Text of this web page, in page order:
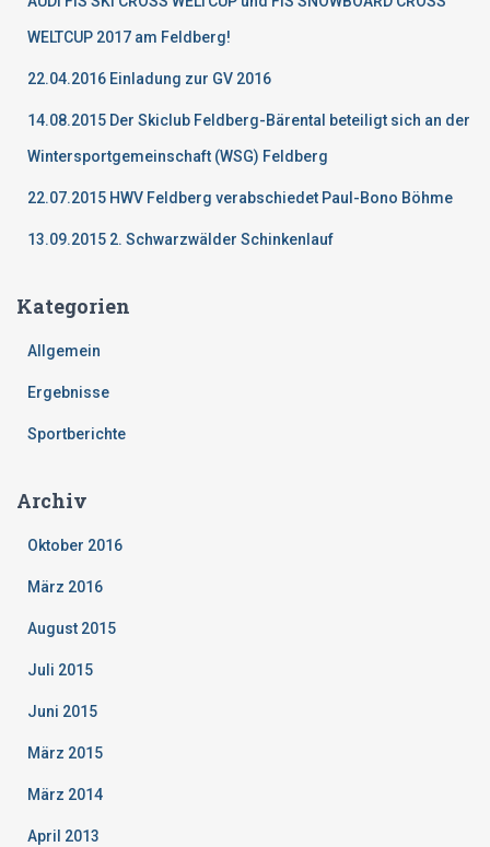
WELTCUP 2017 am Feldberg!
22.04.2016 Einladung zur GV 2016
14.08.2015 Der Skiclub Feldberg-Bärental beteiligt sich an der
Wintersportgemeinschaft (WSG) Feldberg
22.07.2015 HWV Feldberg verabschiedet Paul-Bono Böhme
13.09.2015 2. Schwarzwälder Schinkenlauf
Kategorien
Allgemein
Ergebnisse
Sportberichte
Archiv
Oktober 2016
März 2016
August 2015
Juli 2015
Juni 2015
März 2015
März 2014
April 2013